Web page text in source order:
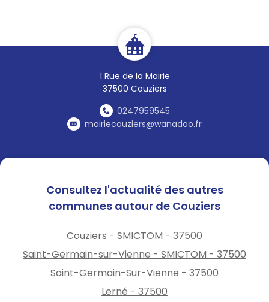
1 Rue de la Mairie
37500 Couziers
0247959545
mairiecouziers@wanadoo.fr
lavage de véhicules par des
professionnelsINTERDIT
équipées d’un système de
recyclage des eaux et/ou
d’un système de lavage
haute pression
INTERDIT sauf si réalisé par
une collectivité ou une
professionnel
Alimentation des fontaines
d’ornement, bassins
d’ornements, jeux d’eau et
Consultez l'actualité des autres
communes autour de Couziers
Couziers - SMICTOM - 37500
Saint-Germain-sur-Vienne - SMICTOM - 37500
Saint-Germain-Sur-Vienne - 37500
Lerné - 37500